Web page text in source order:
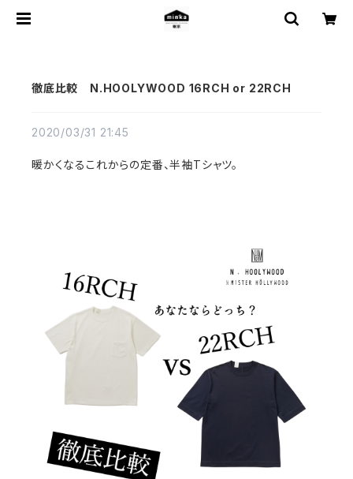
徹底比較 N.HOOLYWOOD 16RCH or 22RCH
2020/03/31 21:45
暖かくなるこれからの定番、半袖Tシャツ。